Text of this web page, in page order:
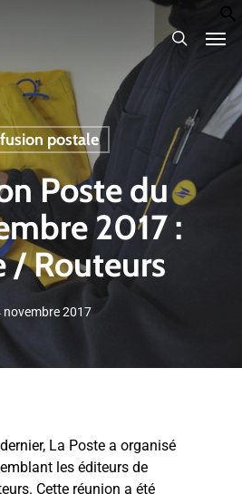
search
postale
Poste du
2017 :
/ Routeurs
novembre 2017
La Poste a organisé
les éditeurs de
Cette réunion a été